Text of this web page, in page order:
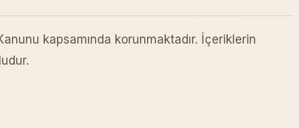
kapsamında korunmaktadır. İçeriklerin